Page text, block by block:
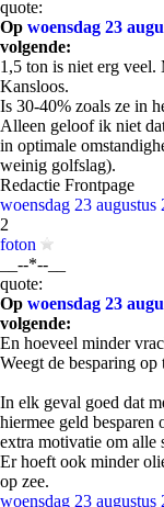
quote:
Op woensdag 23
volgende:
1,5 ton is niet erg
Kansloos.
Is 30-40% zoals ze in
Alleen geloof ik niet
in optimale
weinig golfslag).
Redactie Frontpage
woensdag 23
2
foton
__--*--__
quote:
Op woensdag 23
volgende:
En hoeveel minder
Weegt de besparing
In elk geval goed dat
hiermee geld besparen
extra motivatie om alle
Er hoeft ook minder
op zee.
woensdag 23